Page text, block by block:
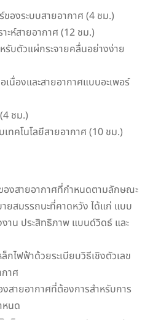
องระบบสายอากาศ (4 ชม.)
าะห์สายอากาศ (12 ชม.)
รับตัวแผ่กระจายคลื่นอย่างง่าย
นื่องและสายอากาศแบบอะเพอร์
ชม.)
ทคโนโลยีสายอากาศ (10 ชม.)
องสายอากาศที่กำหนดตามลักษณะ
ายสมรรถนะที่คาดหวัง ได้แก่ แบบ
าน ประสิทธิภาพ แบนด์วิดธ์ และ
ไฟฟ้าด้วยระเบียบวิธีเชิงตัวเลข
กาศ
ายอากาศที่ต้องการสำหรับการ
หนด